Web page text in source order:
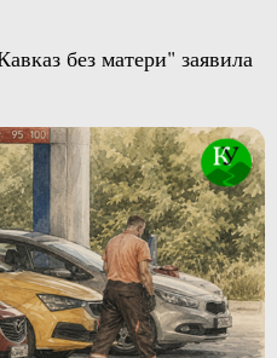
без матери" заявила